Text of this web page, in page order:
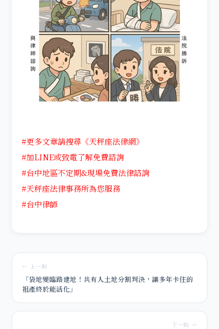
#更多文章請搜尋《天秤座法律網》
#加LINE或致電了解免費諮詢
#台中地區不定期&現場免費法律諮詢
#天秤座法律事務所為您服務
#台中律師
← 上一則
「袋地變臨路建地！共有人土地分割判決，讓多年卡住的
祖產終於能活化」
下一則 →